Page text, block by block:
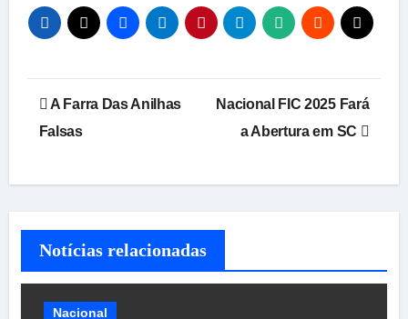
Navegação
de
A Farra Das Anilhas
Falsas
Nacional FIC 2025 Fará
a Abertura em SC
Notícias relacionadas
Nacional